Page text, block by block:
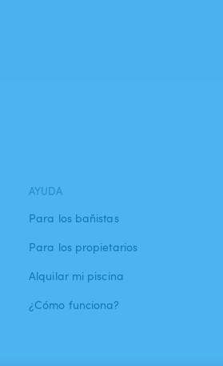
AYUDA
Para los bañistas
Para los propietarios
Alquilar mi piscina
¿Cómo funciona?